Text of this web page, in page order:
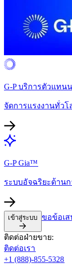
G-P บริการตัวแทน
จัดการแรงงานทั่ว
G-P Gia™​​
ระบบอัจฉริยะด้าน
เข้าสู่ระบบ​​ ขอข้อเส
ติดต่อฝ่ายขาย:​​
ติดต่อเรา​​
+1 (888)-855-5328​​